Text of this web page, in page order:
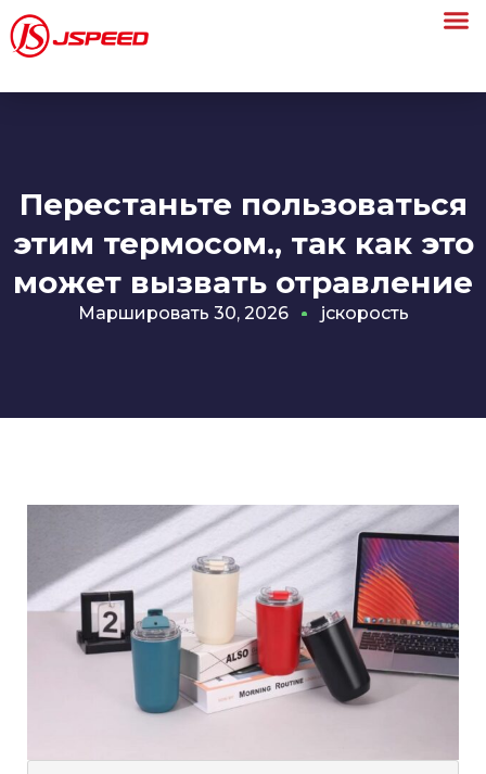
Перестаньте пользоваться
этим термосом., так как это
может вызвать отравление
Маршировать 30, 2026 jскорость